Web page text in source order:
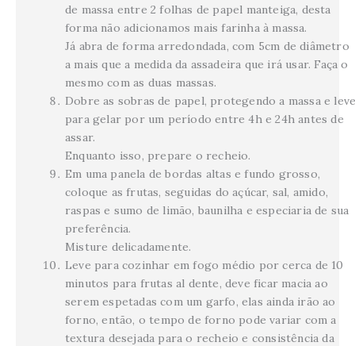
de massa entre 2 folhas de papel manteiga, desta
forma não adicionamos mais farinha à massa.
Já abra de forma arredondada, com 5cm de diâmetro
a mais que a medida da assadeira que irá usar. Faça o
mesmo com as duas massas.
Dobre as sobras de papel, protegendo a massa e
para gelar por um período entre 4h e 24h antes de
assar.
Enquanto isso, prepare o recheio.
Em uma panela de bordas altas e fundo grosso,
coloque as frutas, seguidas do açúcar, sal, amido,
raspas e sumo de limão, baunilha e especiaria de sua
preferência.
Misture delicadamente.
Leve para cozinhar em fogo médio por cerca de 10
minutos para frutas al dente, deve ficar macia ao
serem espetadas com um garfo, elas ainda irão ao
forno, então, o tempo de forno pode variar com a
textura desejada para o recheio e consistência da